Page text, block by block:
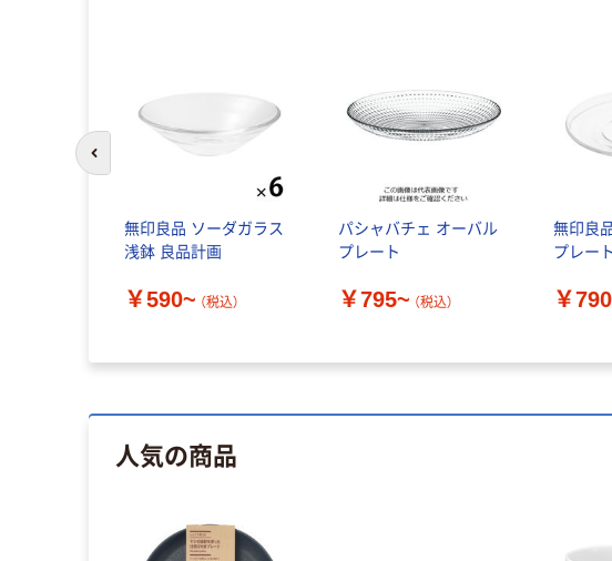
無印良品 ソーダガラス
浅鉢 良品計画
￥590~ （税込）
パシャバチェ オーバル
プレート
￥795~ （税込）
無印良
プレー
￥
人気の商品